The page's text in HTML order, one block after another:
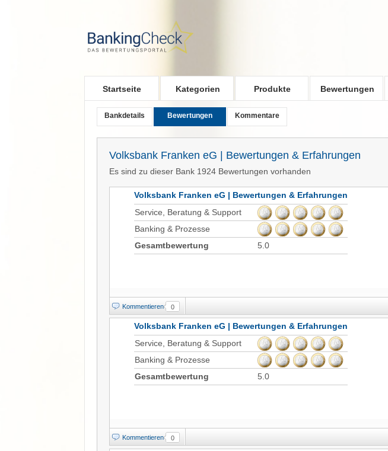
Startseite Kategorien Produkte Bewertungen
Bankdetails Bewertungen Kommentare
Volksbank Franken eG | Bewertungen & Erfahrungen
Es sind zu dieser Bank 1924 Bewertungen vorhanden
Volksbank Franken eG | Bewertungen & Erfahrungen
Service, Beratung & Support
Banking & Prozesse
Gesamtbewertung
5.0
Kommentieren 0
Volksbank Franken eG | Bewertungen & Erfahrungen
Service, Beratung & Support
Banking & Prozesse
Gesamtbewertung
5.0
Kommentieren 0